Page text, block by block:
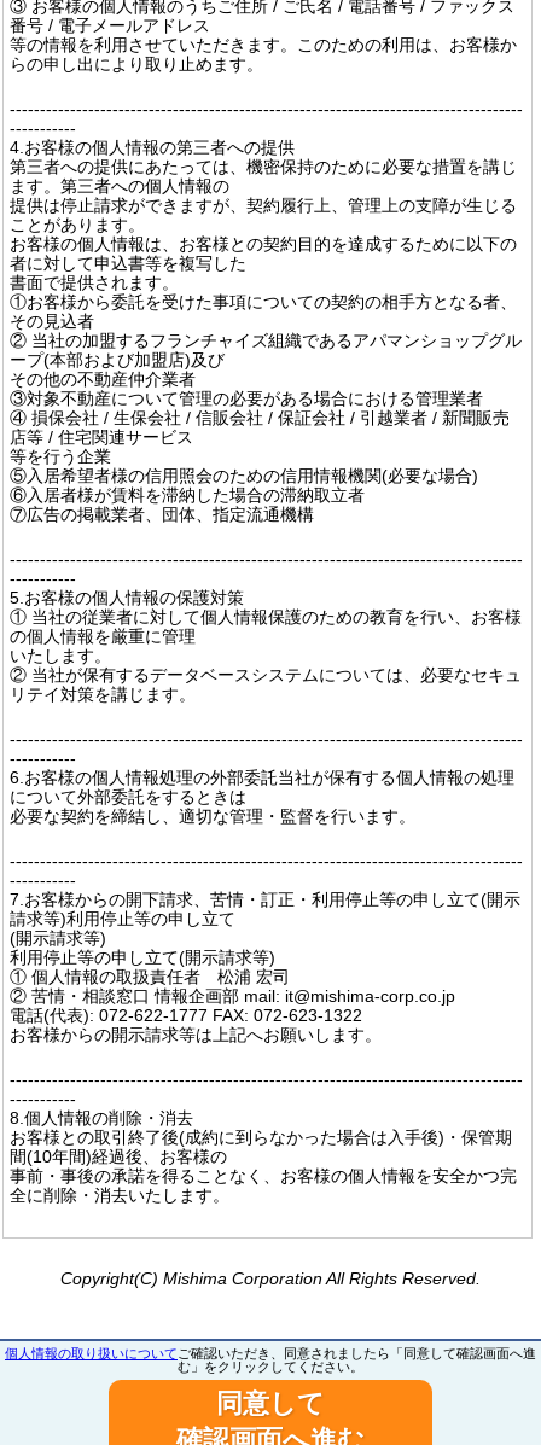
③ お客様の個人情報のうちご住所 / ご氏名 / 電話番号 / ファックス
番号 / 電子メールアドレス
等の情報を利用させていただきます。このための利用は、お客様か
らの申し出により取り止めます。
-------------------------------------------------------------------------------------
-----------
4.お客様の個人情報の第三者への提供
第三者への提供にあたっては、機密保持のために必要な措置を講じ
ます。第三者への個人情報の
提供は停止請求ができますが、契約履行上、管理上の支障が生じる
ことがあります。
お客様の個人情報は、お客様との契約目的を達成するために以下の
者に対して申込書等を複写した
書面で提供されます。
①お客様から委託を受けた事項についての契約の相手方となる者、
その見込者
② 当社の加盟するフランチャイズ組織であるアパマンショップグル
ープ(本部および加盟店)及び
その他の不動産仲介業者
③対象不動産について管理の必要がある場合における管理業者
④ 損保会社 / 生保会社 / 信販会社 / 保証会社 / 引越業者 / 新聞販売
店等 / 住宅関連サービス
等を行う企業
⑤入居希望者様の信用照会のための信用情報機関(必要な場合)
⑥入居者様が賃料を滞納した場合の滞納取立者
⑦広告の掲載業者、団体、指定流通機構
-------------------------------------------------------------------------------------
-----------
5.お客様の個人情報の保護対策
① 当社の従業者に対して個人情報保護のための教育を行い、お客様
の個人情報を厳重に管理
いたします。
② 当社が保有するデータベースシステムについては、必要なセキュ
リテイ対策を講じます。
-------------------------------------------------------------------------------------
-----------
6.お客様の個人情報処理の外部委託当社が保有する個人情報の処理
について外部委託をするときは
必要な契約を締結し、適切な管理・監督を行います。
-------------------------------------------------------------------------------------
-----------
7.お客様からの開下請求、苦情・訂正・利用停止等の申し立て(開示
請求等)利用停止等の申し立て
(開示請求等)
利用停止等の申し立て(開示請求等)
① 個人情報の取扱責任者 松浦 宏司
② 苦情・相談窓口 情報企画部 mail: it@mishima-corp.co.jp
電話(代表): 072-622-1777 FAX: 072-623-1322
お客様からの開示請求等は上記へお願いします。
-------------------------------------------------------------------------------------
-----------
8.個人情報の削除・消去
お客様との取引終了後(成約に到らなかった場合は入手後)・保管期
間(10年間)経過後、お客様の
事前・事後の承諾を得ることなく、お客様の個人情報を安全かつ完
全に削除・消去いたします。
Copyright(C) Mishima Corporation All Rights Reserved.
個人情報の取り扱いについて ご確認いただき、同意されましたら「同意して確認画面へ進
む」をクリックしてください。
同意して
確認画面へ進む